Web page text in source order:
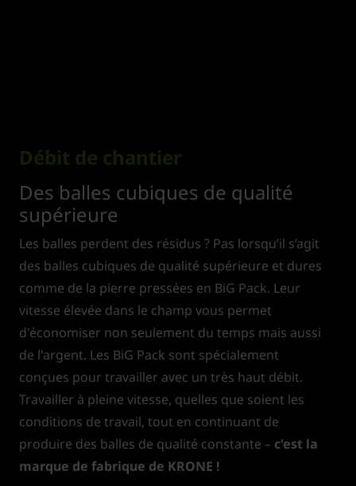
Débit de chantier
Des balles cubiques de qualité
supérieure
Les balles perdent des résidus ? Pas lorsqu’il s’agit
des balles cubiques de qualité supérieure et dures
comme de la pierre pressées en BiG Pack. Leur
vitesse élevée dans le champ vous permet
d'économiser non seulement du temps mais aussi
de l'argent. Les BiG Pack sont spécialement
conçues pour travailler avec un très haut débit.
Travailler à pleine vitesse, quelles que soient les
conditions de travail, tout en continuant de
produire des balles de qualité constante – c'est la
marque de fabrique de KRONE !